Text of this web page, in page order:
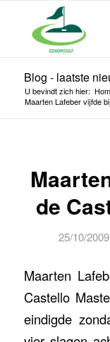
Blog - laatste
U bevindt zich hier:
Maarten Lafeber vijfde
de
25/10/2009
Maarten
Castello
eindigde